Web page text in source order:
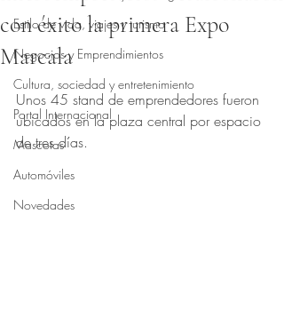
Estilo de vida, viajes y turismo
Negocios y Emprendimientos
Cultura, sociedad y entretenimiento
Portal Internacional
Mascotas
Automóviles
Novedades
con éxito la primera Expo
Marcala
Obtuvo NaN de 5 estrellas.
Unos 45 stand de emprendedores fueron
ubicados en la plaza central por espacio
de tres días.